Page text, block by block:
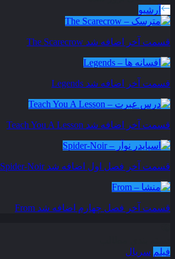
آرشیو
قسمت آخر اضافه شد The Scarecrow
قسمت آخر اضافه شد Legends
قسمت آخر اضافه شد Teach You A Lesson
قسمت آخر فصل اول اضافه شد Spider-Noir
قسمت آخر فصل چهارم اضافه شد From
فیلم سریال